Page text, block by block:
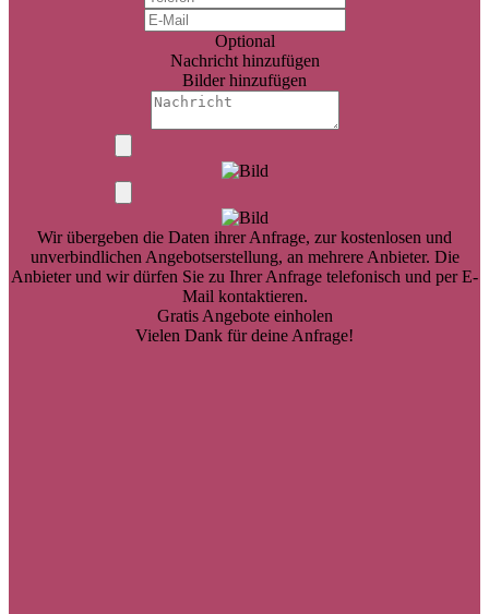
Optional
Nachricht hinzufügen
Bilder hinzufügen
Wir übergeben die Daten ihrer Anfrage, zur kostenlosen und
unverbindlichen Angebotserstellung, an mehrere Anbieter. Die
Anbieter und wir dürfen Sie zu Ihrer Anfrage telefonisch und per E-
Mail kontaktieren.
Gratis Angebote einholen
Vielen Dank für deine Anfrage!